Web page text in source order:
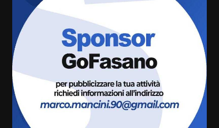
6 Agosto 2026 08:00
Cura dei beni comuni e
cittadinanza attiva: online
l’avviso per la gestione
condivisa della Villetta di
Laureto
La magia del Minareto e la prima
assoluta de “L’Albergo
Belvedere. Il rapimento”
6 Agosto 2026 06:15